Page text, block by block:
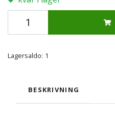
Lagersaldo: 1
BESKRIVNING